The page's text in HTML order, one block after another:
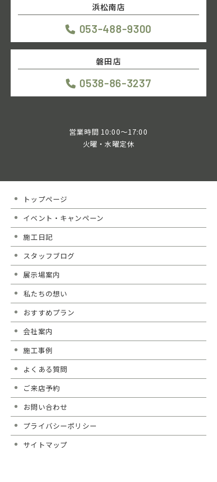
浜松南店
053-488-9300
磐田店
0538-86-3237
営業時間 10:00～17:00
火曜・水曜定休
トップページ
イベント・キャンペーン
施工日記
スタッフブログ
展示場案内
私たちの想い
おすすめプラン
会社案内
施工事例
よくある質問
ご来店予約
お問い合わせ
プライバシーポリシー
サイトマップ